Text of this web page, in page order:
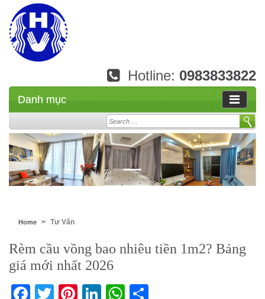
Hotline: 0983833822
Danh mục
Search
Home Tư Vấn
Rèm cầu vồng bao nhiêu tiền 1m2? Bảng
giá mới nhất 2026
Facebook
TwitterPinterest
LinkedIn
WhatsApp